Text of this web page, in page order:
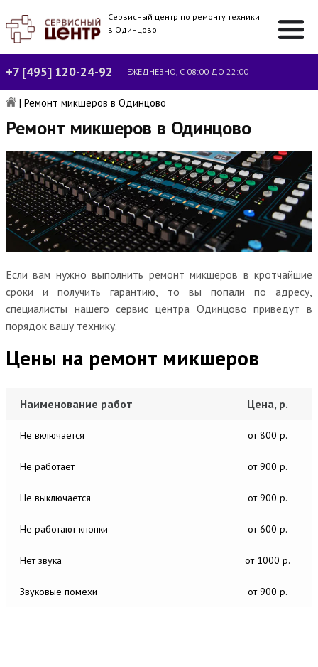
Сервисный центр по ремонту техники
в Одинцово
+7 [495] 120-24-92 ЕЖЕДНЕВНО, С 08:00 ДО 22:00
| Ремонт микшеров в Одинцово
Ремонт микшеров в Одинцово
Если вам нужно выполнить ремонт микшеров в кротчайшие
сроки и получить гарантию, то вы попали по адресу,
специалисты нашего сервис центра Одинцово приведут в
порядок вашу технику.
Цены на ремонт микшеров
Наименование работ Цена, р.
Не включается от 800 р.
Не работает от 900 р.
Не выключается от 900 р.
Не работают кнопки от 600 р.
Нет звука от 1000 р.
Звуковые помехи от 900 р.